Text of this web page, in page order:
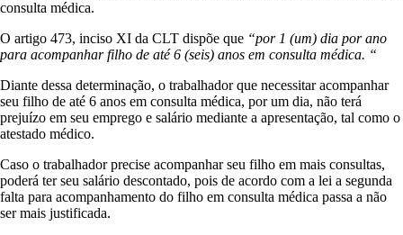
consulta médica.
O artigo 473, inciso XI da CLT dispõe que “por 1 (um) dia por ano
para acompanhar filho de até 6 (seis) anos em consulta médica. “
Diante dessa determinação, o trabalhador que necessitar acompanhar
seu filho de até 6 anos em consulta médica, por um dia, não terá
prejuízo em seu emprego e salário mediante a apresentação, tal como o
atestado médico.
Caso o trabalhador precise acompanhar seu filho em mais consultas,
poderá ter seu salário descontado, pois de acordo com a lei a segunda
falta para acompanhamento do filho em consulta médica passa a não
ser mais justificada.